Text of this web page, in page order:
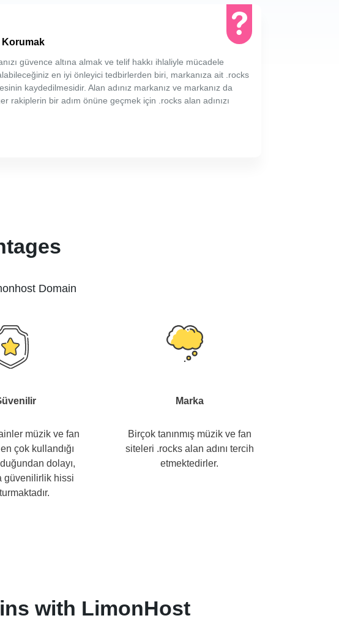
Korumak
güvence altına almak ve telif hakkı ihlaliyle mücadele
en iyi önleyici tedbirlerden biri, markanıza ait .rocks
kaydedilmesidir. Alan adınız markanız ve markanız da
rakiplerin bir adım önüne geçmek için .rocks alan adınızı
Domain
müzik ve fan
çok kullandığı
dolayı,
güvenilirlik hissi
Marka
Birçok tanınmış müzik ve fan
siteleri .rocks alan adını tercih
etmektedirler.
with LimonHost